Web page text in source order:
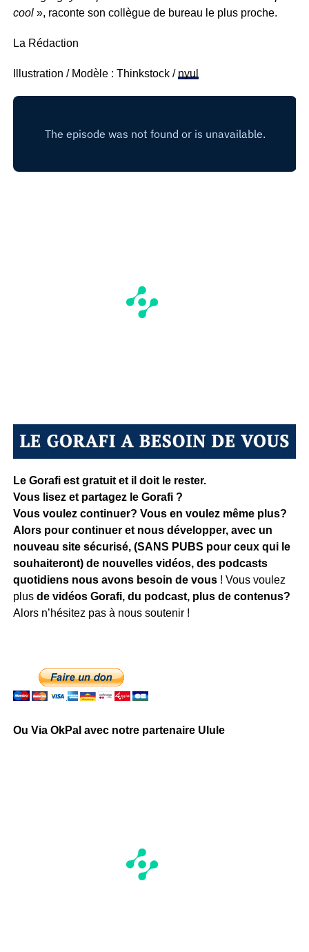
cool», raconte son collègue de bureau le plus proche.
La Rédaction
Illustration / Modèle : Thinkstock /nyul
Le Gorafi est gratuit et il doit le rester.
Vous lisez et partagez le Gorafi ?
Vous voulez continuer? Vous en voulez même plus?
Alors pour continuer et nous développer, avec un
nouveau site sécurisé, (SANS PUBS pour ceux qui le
souhaiteront) de nouvelles vidéos, des podcasts
quotidiens nous avons besoin de vous ! Vous voulez
plus de vidéos Gorafi, du podcast, plus de contenus?
Alors n’hésitez pas à nous soutenir !
Ou Via OkPal avec notre partenaire Ulule